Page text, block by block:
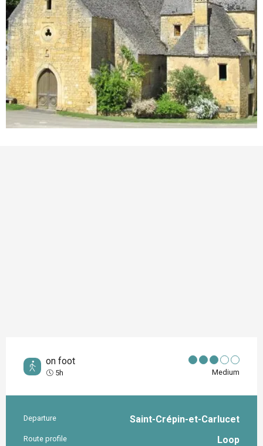
on foot
5h Medium
Practical information
Departure Saint-Crépin-et-Carlucet
Route profile Loop